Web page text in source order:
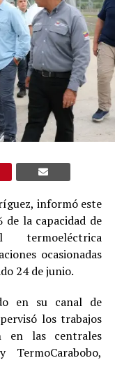
informó este
de la capacidad de
ocasionadas
24 de junio.
en su canal de
los trabajos
en las centrales